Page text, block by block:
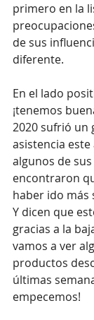
primero en la
de sus
diferente.
En el lado
¡tenemos
2020 sufrió un
asistencia
algunos de
encontraron
haber ido más
Y dicen que
gracias a la
vamos a ver
productos
últimas
empecemos!